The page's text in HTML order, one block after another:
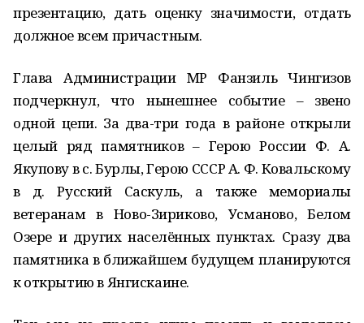
презентацию, дать оценку значимости, отдать
должное всем причастным.
Глава Администрации МР Фанзиль Чингизов
подчеркнул, что нынешнее событие – звено
одной цепи. За два-три года в районе открыли
целый ряд памятников – Герою России Ф. А.
Якупову в с. Бурлы, Герою СССР А. Ф. Ковальскому
в д. Русский Саскуль, а также мемориалы
ветеранам в Ново-Зириково, Усманово, Белом
Озере и других населённых пунктах. Сразу два
памятника в ближайшем будущем планируются
к открытию в Янгискаине.